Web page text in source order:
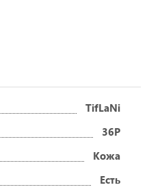
TifLaNi
36Р
Кожа
Есть